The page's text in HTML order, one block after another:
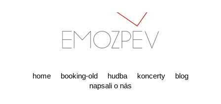
home booking-old hudba koncerty
blog
napsali o nás